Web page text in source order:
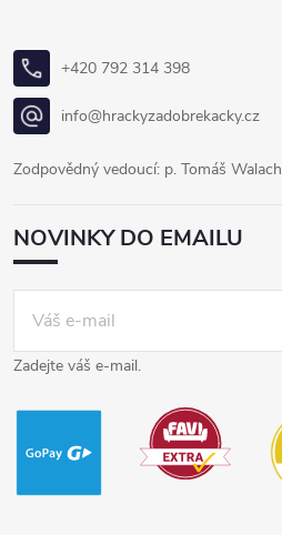
+420 792 314 398
info@hrackyzadobrekacky.cz
Zodpovědný vedoucí: p. Tomáš Walach
NOVINKY DO EMAILU
Zadejte váš e-mail.